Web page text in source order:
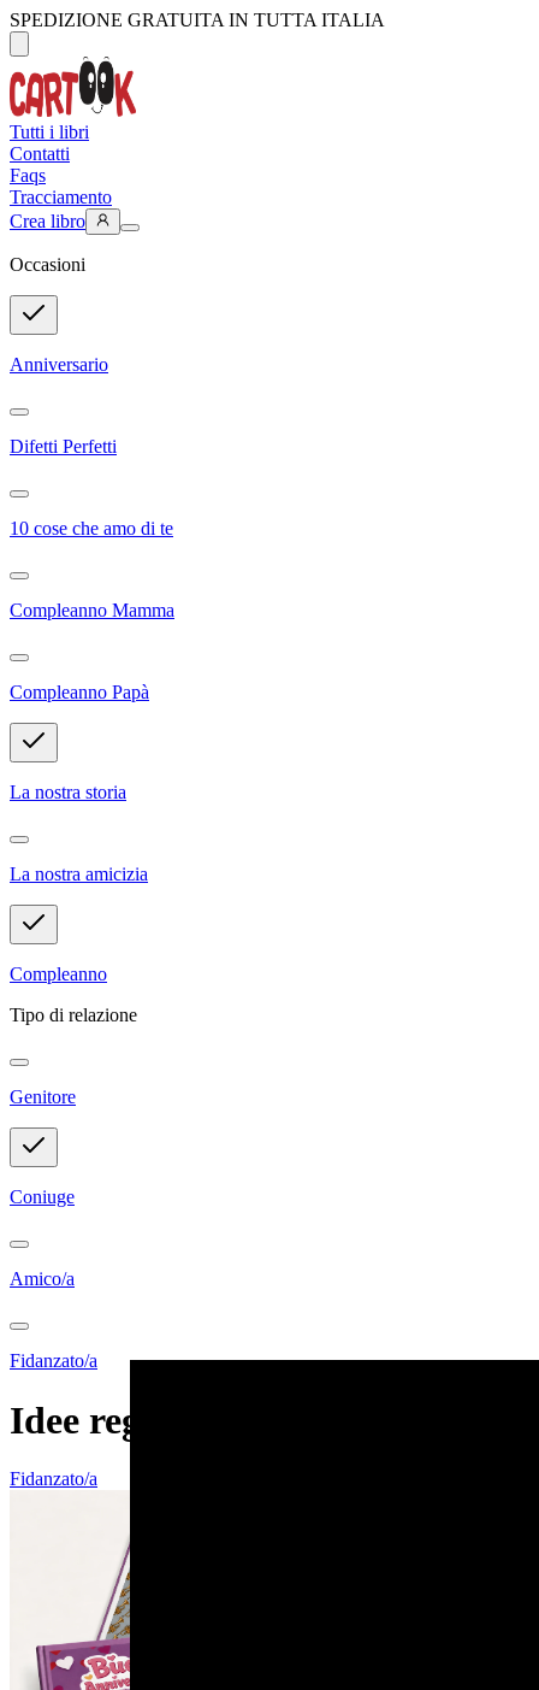
SPEDIZIONE GRATUITA IN TUTTA ITALIA
Tutti i libri
Contatti
Faqs
Tracciamento
Crea libro
Occasioni
Anniversario
Difetti Perfetti
10 cose che amo di te
Compleanno Mamma
Compleanno Papà
La nostra storia
La nostra amicizia
Compleanno
Tipo di relazione
Genitore
Coniuge
Amico/a
Fidanzato/a
Idee regalo personalizzabili
Fidanzato/a